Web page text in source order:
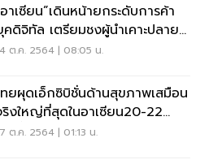
าเซียน”เดินหน้ายกระดับการค้า
ทัล เตรียมชงผู้นำเคาะปลาย
ดือนนี้
ต.ค. 2564 | 08:05 น.
ยผุดเอ็กซิบิชั่นด้านสุขภาพเสมือน
งใหญ่ที่สุดในอาเซียน20-22
ค.นี้
ต.ค. 2564 | 01:13 น.